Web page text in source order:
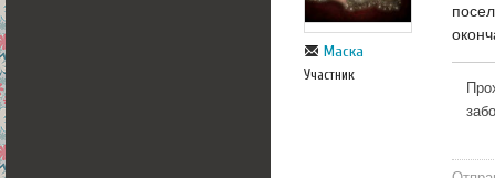
Маска
Участник